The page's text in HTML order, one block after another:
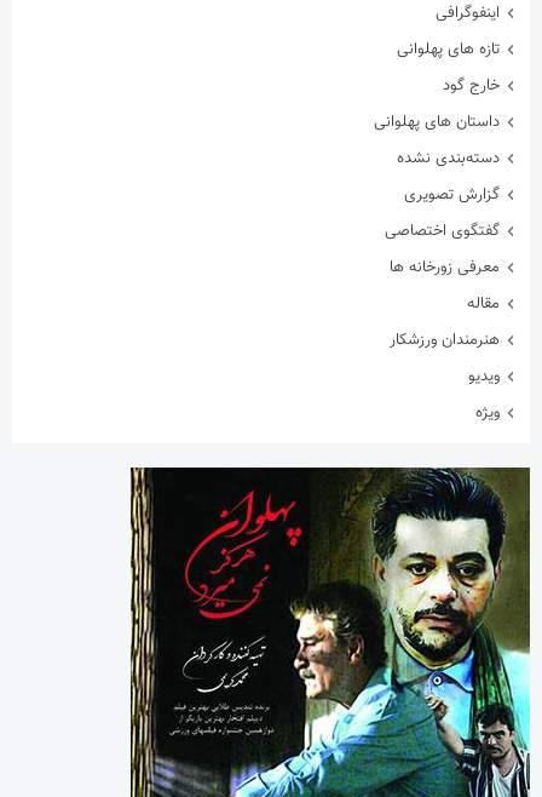
اینفوگرافی
تازه های پهلوانی
خارج گود
داستان های پهلوانی
دسته‌بندی نشده
گزارش تصویری
گفتگوی اختصاصی
معرفی زورخانه ها
مقاله
هنرمندان ورزشکار
ویدیو
ویژه